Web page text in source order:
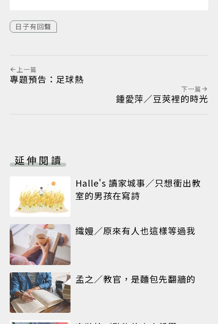
日子有回聲
上一篇
專題預告：足球熱
下一篇
鍾愛萍／豆莢裡的時光
延伸閱讀
Halle's 讀家城事／只想衝出教
室的男孩在寫詩
織嫚／原來有人也這樣等過我
孟之／教官，是麵包先翻牆的